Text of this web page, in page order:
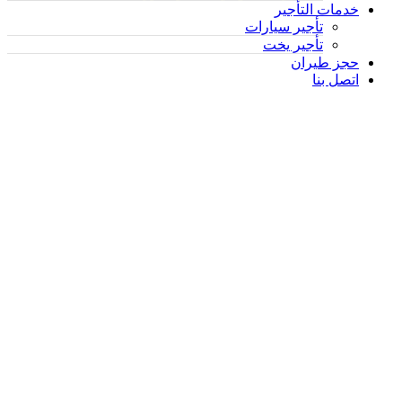
خدمات التأجير
تأجير سيارات
تأجير يخت
حجز طيران
اتصل بنا